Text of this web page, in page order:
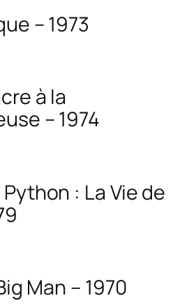
– 1973
à la
– 1974
: La Vie de
Man – 1970